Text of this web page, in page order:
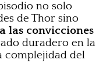
no solo
de Thor sino
las convicciones
duradero en la
complejidad del